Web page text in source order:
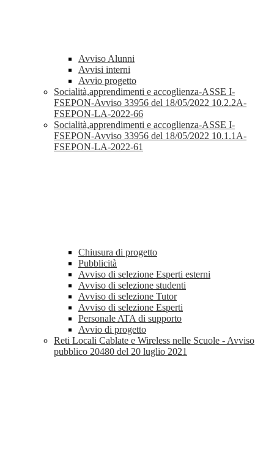
Avviso Alunni
Avvisi interni
Avvio progetto
Socialità,apprendimenti e accoglienza-ASSE I-
FSEPON-Avviso 33956 del 18/05/2022 10.2.2A-
FSEPON-LA-2022-66
Socialità,apprendimenti e accoglienza-ASSE I-
FSEPON-Avviso 33956 del 18/05/2022 10.1.1A-
FSEPON-LA-2022-61
Chiusura di progetto
Pubblicità
Avviso di selezione Esperti esterni
Avviso di selezione studenti
Avviso di selezione Tutor
Avviso di selezione Esperti
Personale ATA di supporto
Avvio di progetto
Reti Locali Cablate e Wireless nelle Scuole - Avviso
pubblico 20480 del 20 luglio 2021